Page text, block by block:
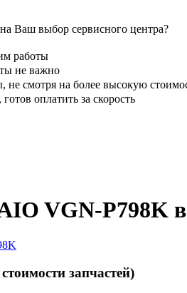
Ваш выбор сервисного центра?
работы
не важно
не смотря на более высокую
оплатить за скорость
VGN-P798K
запчастей)